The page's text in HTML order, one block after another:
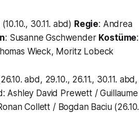
30.11. abd) Regie: Andrea
: Susanne Gschwender Kostüme:
Wieck, Moritz Lobeck
abd, 29.10., 26.11., 30.11. abd,
Ashley David Prewett / Guillaume
Collett / Bogdan Baciu (26.10.